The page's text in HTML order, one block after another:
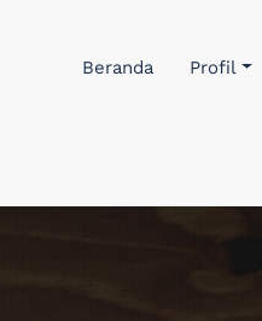
Beranda Profil